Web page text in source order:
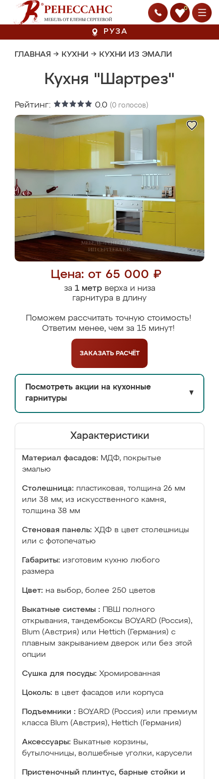
0
РУЗА
ГЛАВНАЯ → КУХНИ → КУХНИ ИЗ ЭМАЛИ
Кухня "Шартрез"
Рейтинг: 0.0 (0 голосов)
Цена: от 65 000 ₽
за 1 метрверха и низа
гарнитура в длину
Поможем рассчитать точную стоимость!
Ответим менее, чем за 15 минут!
ЗАКАЗАТЬ РАСЧЁТ
Посмотреть акции на кухонные
гарнитуры
▼
Характеристики
Материал фасадов: МДФ, покрытые
эмалью
Столешница: пластиковая, толщина 26 мм
или 38 мм; из искусственного камня,
толщина 38 мм
Стеновая панель: ХДФ в цвет столешницы
или с фотопечатью
Габариты: изготовим кухню любого
размера
Цвет: на выбор, более 250 цветов
Выкатные системы :
ПВШ полного
открывания, тандембоксы BOYARD (Россия),
Blum (Австрия) или Hettich (Германия) с
плавным закрыванием дверок или без этой
опции
Сушка для посуды: Хромированная
Цоколь: в цвет фасадов или корпуса
Подъемники : BOYARD (Россия) или премиум
класса Blum (Австрия), Hettich (Германия)
Аксессуары: Выкатные корзины,
бутылочницы, волшебные уголки, карусели
Пристеночный плинтус, барные стойки и